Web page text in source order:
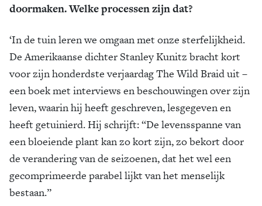
doormaken. Welke processen zijn dat?
‘In de tuin leren we omgaan met onze sterfelijkheid.
De Amerikaanse dichter Stanley Kunitz bracht kort
voor zijn honderdste verjaardag The Wild Braid uit –
een boek met interviews en beschouwingen over zijn
leven, waarin hij heeft geschreven, lesgegeven en
heeft getuinierd. Hij schrijft: “De levensspanne van
een bloeiende plant kan zo kort zijn, zo bekort door
de verandering van de seizoenen, dat het wel een
gecompri­meerde parabel lijkt van het menselijk
bestaan.”